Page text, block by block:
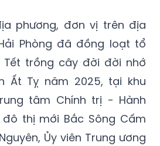
phương, đơn vị trên địa
Phòng đã đồng loạt tổ
trồng cây đời đời nhớ
Ất Tỵ năm 2025, tại khu
tâm Chính trị - Hành
thị mới Bắc Sông Cấm
Ủy viên Trung ương